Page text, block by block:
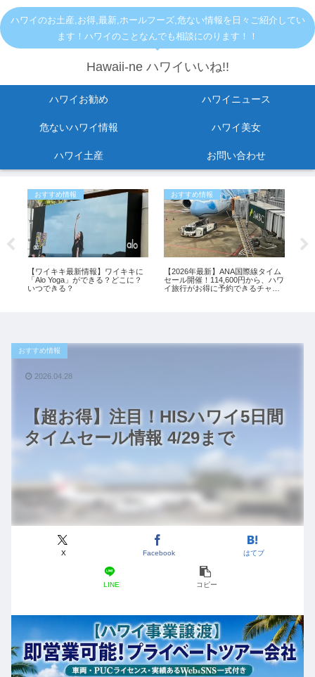
ハワイのお土産,お得,最新,ホールフーズ,危ない情報を日々ご紹介してい
ます！ハワイのことなんでも相談にのります！！
Hawaii-ne ハワイいいね!!
ハワイお勧め ハワイニュース
危ないハワイ情報 ハワイ美女
ハワイ土産 お問い合わせ
おすすめ情報
【ワイキキ最新情報】ワイキキに
「Alo Yoga」ができる？どこに？
いつできる？
おすすめ情報
【2026年最新】ANA国際線タイム
セール開催！114,600円から、ハワ
イ旅行がお得に予約できるチャン
【超お得】注目！HISハワイ5日間
タイムセール情報 4/29まで
おすすめ情報
X Facebook はてブ
LINE コピー
2026.04.28